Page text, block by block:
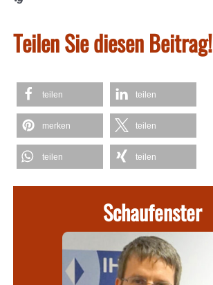
Teilen Sie diesen Beitrag!
teilen teilen
merken teilen
teilen teilen
Schaufenster